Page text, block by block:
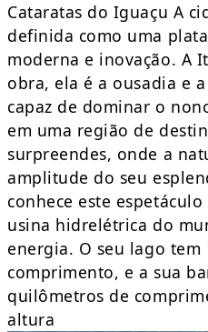
Cataratas do Iguaçu A
definida como uma
moderna e inovação. A
obra, ela é a ousadia e
capaz de dominar o
em uma região de
surpreendes, onde a
amplitude do seu
conhece este
usina hidrelétrica do
energia. O seu lago tem
comprimento, e a sua
quilômetros de
altura